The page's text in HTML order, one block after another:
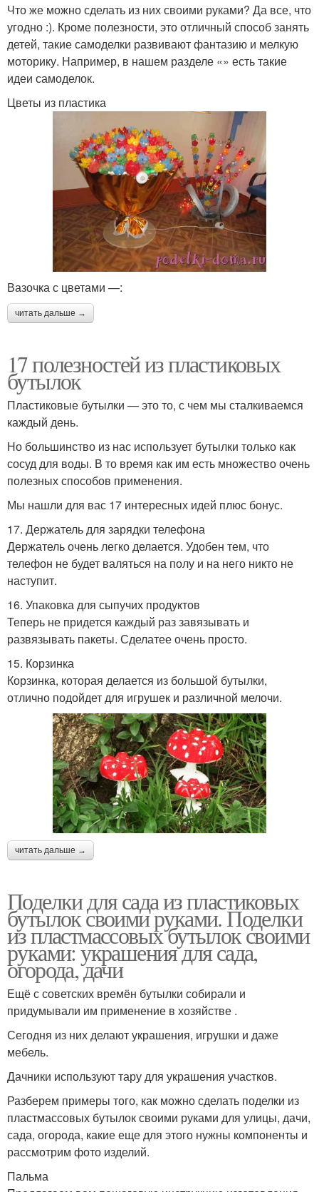
Что же можно сделать из них своими руками? Да все, что
угодно :). Кроме полезности, это отличный способ занять
детей, такие самоделки развивают фантазию и мелкую
моторику. Например, в нашем разделе «» есть такие
идеи самоделок.
Цветы из пластика
Вазочка с цветами —:
читать дальше →
17 полезностей из пластиковых
бутылок
Пластиковые бутылки — это то, с чем мы сталкиваемся
каждый день.
Но большинство из нас использует бутылки только как
сосуд для воды. В то время как им есть множество очень
полезных способов применения.
Мы нашли для вас 17 интересных идей плюс бонус.
17. Держатель для зарядки телефона
Держатель очень легко делается. Удобен тем, что
телефон не будет валяться на полу и на него никто не
наступит.
16. Упаковка для сыпучих продуктов
Теперь не придется каждый раз завязывать и
развязывать пакеты. Сделатее очень просто.
15. Корзинка
Корзинка, которая делается из большой бутылки,
отлично подойдет для игрушек и различной мелочи.
читать дальше →
Поделки для сада из пластиковых
бутылок своими руками. Поделки
из пластмассовых бутылок своими
руками: украшения для сада,
огорода, дачи
Ещё с советских времён бутылки собирали и
придумывали им применение в хозяйстве .
Сегодня из них делают украшения, игрушки и даже
мебель.
Дачники используют тару для украшения участков.
Разберем примеры того, как можно сделать поделки из
пластмассовых бутылок своими руками для улицы, дачи,
сада, огорода, какие еще для этого нужны компоненты и
рассмотрим фото изделий.
Пальма